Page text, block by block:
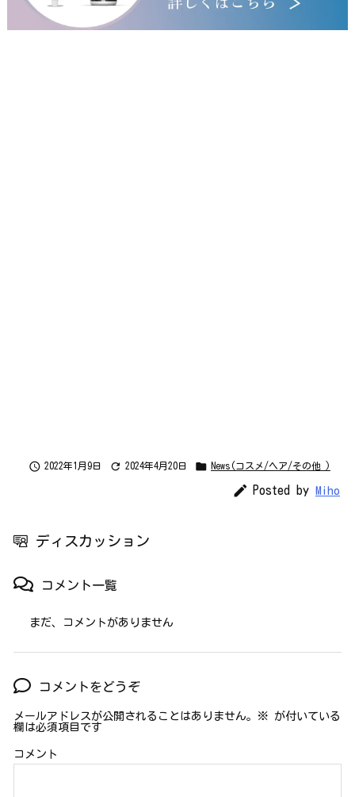
 2022年1月9日  2024年4月20日  News(コスメ/ヘア/その他 )
 Posted by Miho
ディスカッション
コメント一覧
まだ、コメントがありません
コメントをどうぞ
メールアドレスが公開されることはありません。 ※ が付いている
欄は必須項目です
コメント